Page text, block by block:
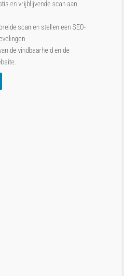
en vrijblijvende scan aan
scan en stellen een SEO-
de vindbaarheid en de